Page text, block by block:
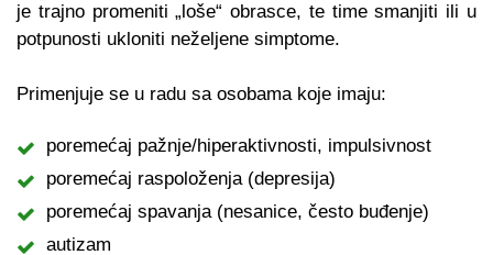
je trajno promeniti „loše“ obrasce, te time smanjiti ili u
potpunosti ukloniti neželjene simptome.
Primenjuje se u radu sa osobama koje imaju:
poremećaj pažnje/hiperaktivnosti, impulsivnost
poremećaj raspoloženja (depresija)
poremećaj spavanja (nesanice, često buđenje)
autizam